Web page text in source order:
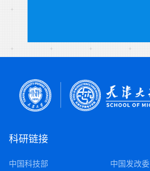
科研链接
中国科技部 中国发改委